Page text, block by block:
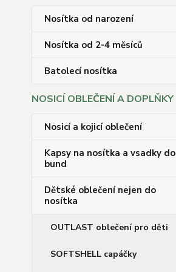
Nosítka od narození
Nosítka od 2-4 měsíců
Batolecí nosítka
NOSICÍ OBLEČENÍ A DOPLŇKY
Nosicí a kojicí oblečení
Kapsy na nosítka a vsadky do
bund
Dětské oblečení nejen do
nosítka
OUTLAST oblečení pro děti
SOFTSHELL capáčky